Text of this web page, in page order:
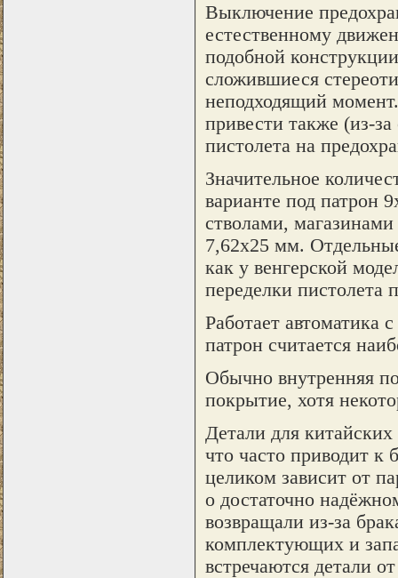
Выключение
естественному
подобной
сложившиеся
неподходящий
привести также (из-
пистолета на
Значительное
варианте под патрон
стволами,
7,62х25 мм.
как у венгерской
переделки пистолета
Работает автоматика
патрон считается
Обычно внутренняя
покрытие, хотя
Детали для
что часто приводит к
целиком зависит от
о достаточно
возвращали из-за
комплектующих и
встречаются детали